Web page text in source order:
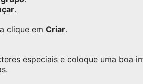
.
clique em Criar.
especiais e coloque uma boa